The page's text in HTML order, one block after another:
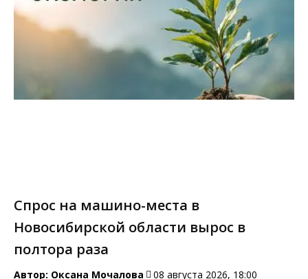
Спрос на машино-места в
Новосибирской области вырос в
полтора раза
Автор: Оксана Мочалова 08 августа 2026, 18:00